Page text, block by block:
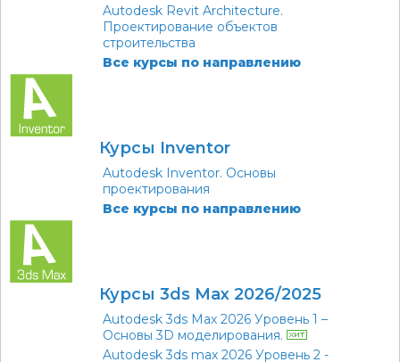
Autodesk Revit Architecture.
Проектирование объектов
строительства
Все курсы по направлению
Курсы Inventor
Autodesk Inventor. Основы
проектирования
Все курсы по направлению
Курсы 3ds Max 2026/2025
Autodesk 3ds Max 2026 Уровень 1 –
Основы 3D моделирования.
Autodesk 3ds max 2026 Уровень 2 -